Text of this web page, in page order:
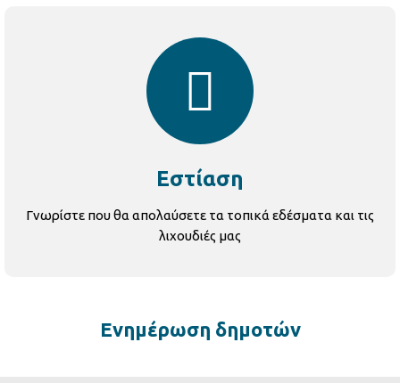
Εστίαση
Γνωρίστε που θα απολαύσετε τα τοπικά εδέσματα και τις
λιχουδιές μας
Ενημέρωση δημοτών